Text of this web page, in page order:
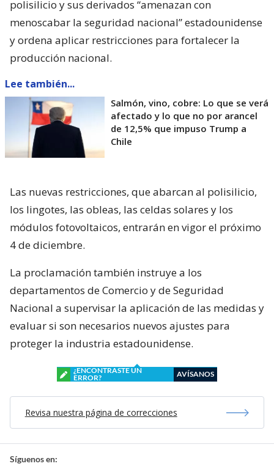
polisilicio y sus derivados “amenazan con
menoscabar la seguridad nacional” estadounidense
y ordena aplicar restricciones para fortalecer la
producción nacional.
Lee también...
Salmón, vino, cobre: Lo que se verá
afectado y lo que no por arancel
de 12,5% que impuso Trump a
Chile
Las nuevas restricciones, que abarcan al polisilicio,
los lingotes, las obleas, las celdas solares y los
módulos fotovoltaicos, entrarán en vigor el próximo
4 de diciembre.
La proclamación también instruye a los
departamentos de Comercio y de Seguridad
Nacional a supervisar la aplicación de las medidas y
evaluar si son necesarios nuevos ajustes para
proteger la industria estadounidense.
¿ENCONTRASTE UN
ERROR?
AVÍSANOS
Revisa nuestra página de correcciones
Síguenos en: